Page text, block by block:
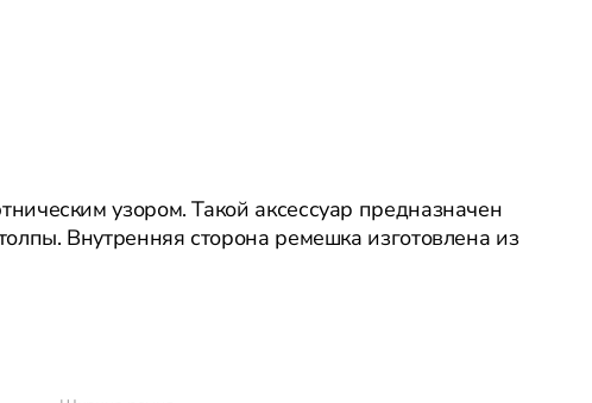
узором. Такой аксессуар предназначен
Внутренняя сторона ремешка изготовлена из